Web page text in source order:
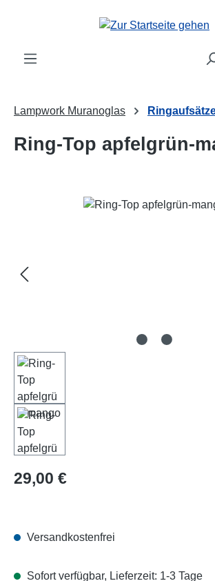
Zum Hauptinhalt springen
Lampwork Muranoglas
Ring-Top apfelgrün-
Bildergalerie überspringen
Regulärer Preis:
29,00 €
Versandkostenfrei
Sofort verfügbar, Lieferzeit: 1-3 Tage